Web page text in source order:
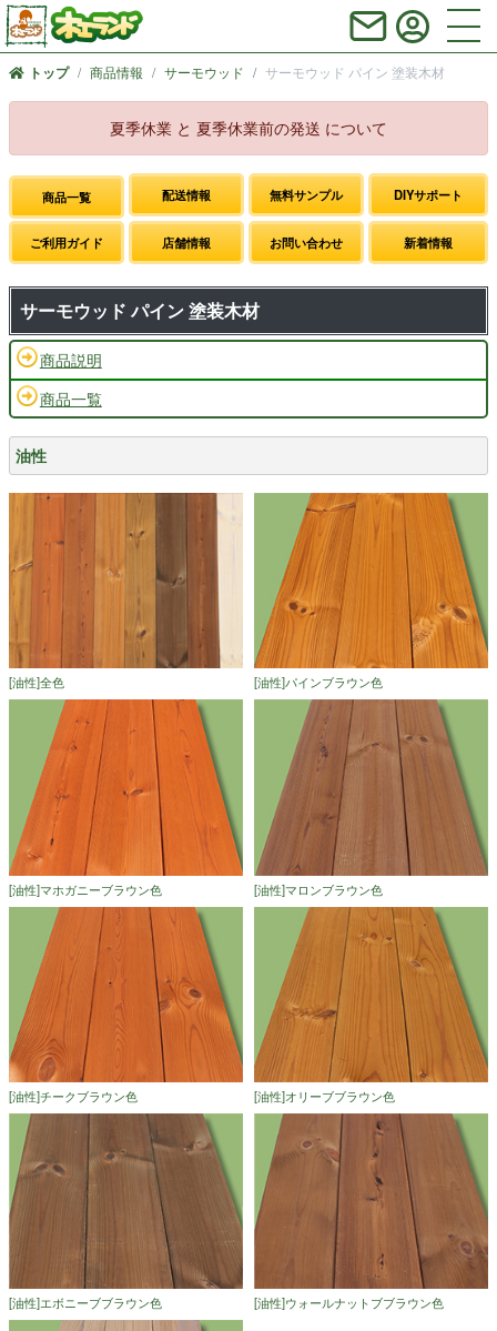
トップ 商品情報 サーモウッド サーモウッド パイン 塗装木材
夏季休業 と 夏季休業前の発送 について
商品一覧 配送情報 無料サンプル DIYサポート
ご利用ガイド 店舗情報 お問い合わせ 新着情報
サーモウッド パイン 塗装木材
商品説明
商品一覧
油性
[油性]全色 [油性]パインブラウン色
[油性]マホガニーブラウン色 [油性]マロンブラウン色
[油性]チークブラウン色 [油性]オリーブブラウン色
[油性]エボニーブブラウン色 [油性]ウォールナットブブラウン色